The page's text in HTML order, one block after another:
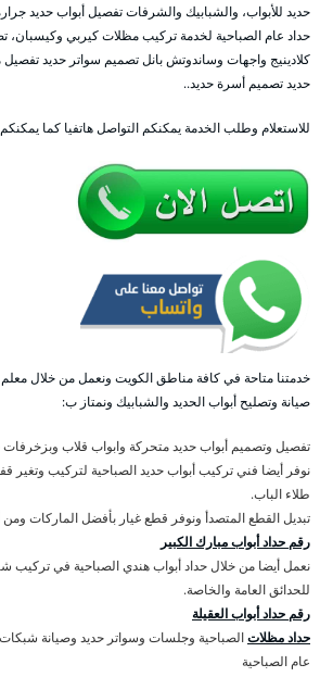
حديد للأبواب، والشبابيك والشرفات تفصيل أبواب حديد
حداد عام الصباحية لخدمة تركيب مظلات كيربي وكيسبان،
كلادينيج واجهات وساندوتش بانل تصميم سواتر حديد
حديد تصميم أسرة حديد..
للاستعلام وطلب الخدمة يمكنكم التواصل هاتفيا كما
خدمتنا متاحة في كافة مناطق الكويت ونعمل من خلال معلم
صيانة وتصليح أبواب الحديد والشبابيك ونمتاز ب:
تفصيل وتصميم أبواب حديد متحركة وابواب قلاب وبزخرفات
نوفر أيضا فني تركيب أبواب حديد الصباحية لتركيب
طلاء الباب.
تبديل القطع المتصدأ ونوفر قطع غيار بأفضل الماركات ومن
رقم حداد أبواب مبارك الكبير
نعمل أيضا من خلال حداد أبواب هندي الصباحية في تركيب
للحدائق العامة والخاصة.
رقم حداد أبواب العقيلة
حداد مظلاتالصباحية وجلسات وسواتر حديد وصيانة شبكات
عام الصباحية